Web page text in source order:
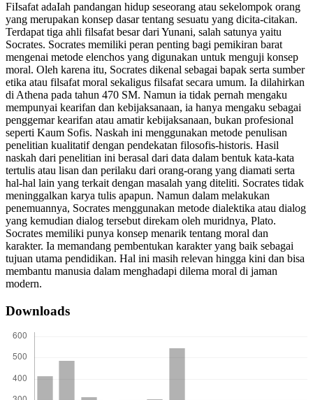
FiIsafat adaIah pandangan hidup seseorang atau sekelompok orang
yang merupakan konsep dasar tentang sesuatu yang dicita-citakan.
Terdapat tiga ahli filsafat besar dari Yunani, salah satunya yaitu
Socrates. Socrates memiliki peran penting bagi pemikiran barat
mengenai metode elenchos yang digunakan untuk menguji konsep
moral. Oleh karena itu, Socrates dikenal sebagai bapak serta sumber
etika atau filsafat moral sekaligus filsafat secara umum. Ia dilahirkan
di Athena pada tahun 470 SM. Namun ia tidak pernah mengaku
mempunyai kearifan dan kebijaksanaan, ia hanya mengaku sebagai
penggemar kearifan atau amatir kebijaksanaan, bukan profesional
seperti Kaum Sofis. Naskah ini menggunakan metode penulisan
penelitian kualitatif dengan pendekatan filosofis-historis. Hasil
naskah dari penelitian ini berasal dari data dalam bentuk kata-kata
tertulis atau lisan dan perilaku dari orang-orang yang diamati serta
hal-hal lain yang terkait dengan masalah yang diteliti. Socrates tidak
meninggalkan karya tulis apapun. Namun dalam melakukan
penemuannya, Socrates menggunakan metode dialektika atau dialog
yang kemudian dialog tersebut direkam oleh muridnya, Plato.
Socrates memiliki punya konsep menarik tentang moral dan
karakter. Ia memandang pembentukan karakter yang baik sebagai
tujuan utama pendidikan. Hal ini masih relevan hingga kini dan bisa
membantu manusia dalam menghadapi dilema moral di jaman
modern.
Downloads